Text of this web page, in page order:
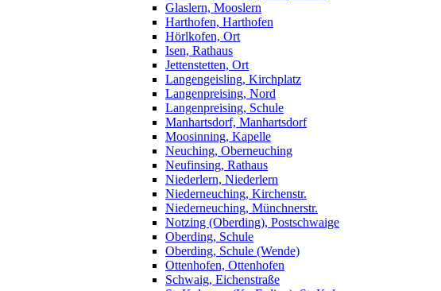
Glaslern, Mooslern
Harthofen, Harthofen
Hörlkofen, Ort
Isen, Rathaus
Jettenstetten, Ort
Langengeisling, Kirchplatz
Langenpreising, Nord
Langenpreising, Schule
Manhartsdorf, Manhartsdorf
Moosinning, Kapelle
Neuching, Oberneuching
Neufinsing, Rathaus
Niederlern, Niederlern
Niederneuching, Kirchenstr.
Niederneuching, Münchnerstr.
Notzing (Oberding), Postschwaige
Oberding, Schule
Oberding, Schule (Wende)
Ottenhofen, Ottenhofen
Schwaig, Eichenstraße